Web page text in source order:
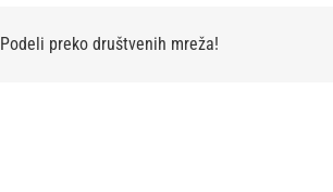
Podeli preko društvenih mreža!